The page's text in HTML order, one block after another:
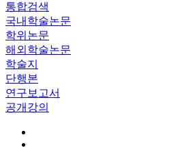
통합검색
국내학술논문
학위논문
해외학술논문
학술지
단행본
연구보고서
공개강의